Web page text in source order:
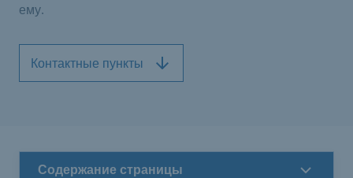
ему.
Контактные пункты
Содержание страницы